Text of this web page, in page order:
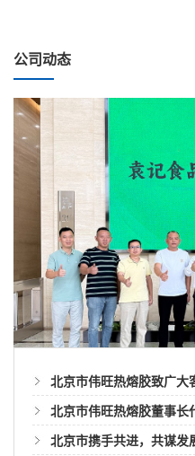
公司动态
北京市伟旺热熔胶致广大
共赢启新篇
北京市伟旺热熔胶董事长
北京市携手共进，共谋
北京市如何用热熔胶棒